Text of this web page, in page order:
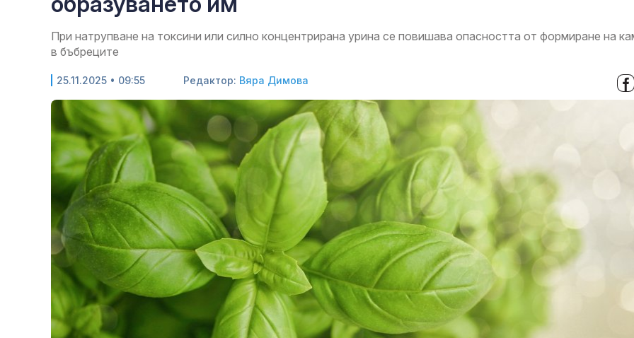
При натрупване на токсини или силно концентрирана урина се повишава опасността от формиране на
в бъбреците
25.11.2025 • 09:55 Редактор: Вяра Димова